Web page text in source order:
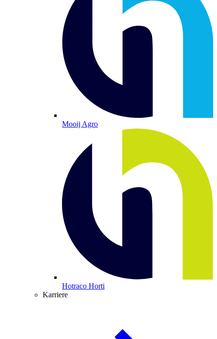
Mooij Agro
Hotraco Horti
Karriere